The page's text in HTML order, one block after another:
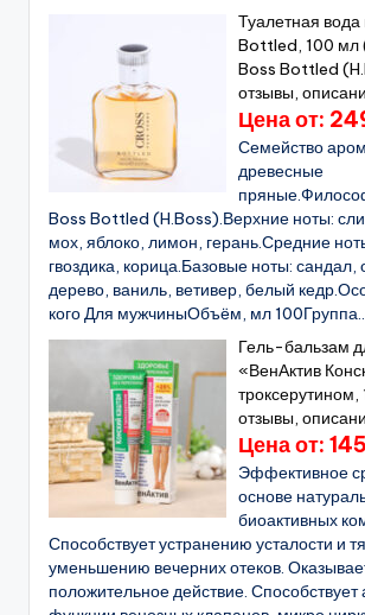
Туалетная
Bottled, 100 мл
Boss Bottled
отзывы,
Цена от:
Семейство
древесные
Boss Bottled (H.Boss).Верхние ноты:
мох, яблоко, лимон, герань.Средние
гвоздика, корица.Базовые ноты: сандал,
дерево, ваниль, ветивер, белый
кого Для мужчиныОбъём, мл
Гель-бальзам
«ВенАктив
отзывы,
Цена от:
Эффективное
основе
биоактивных
Способствует устранению усталости и
уменьшению вечерних отеков.
положительное действие. Способствует